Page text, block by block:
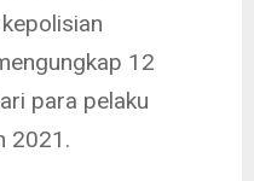
12
para pelaku
2021.